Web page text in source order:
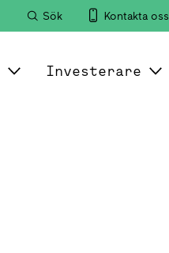
Sök Kontakta oss
Investerare